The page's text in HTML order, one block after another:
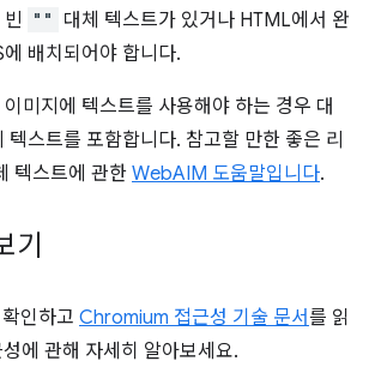
""
대체 텍스트가 있거나 HTML에서 완
배치되어야 합니다.
미지에 텍스트를 사용해야 하는 경우 대
텍스트를 포함합니다. 참고할 만한 좋은 리
텍스트에 관한 WebAIM 도움말입니다.
기
인하고 Chromium 접근성 기술 문서를 읽
에 관해 자세히 알아보세요.